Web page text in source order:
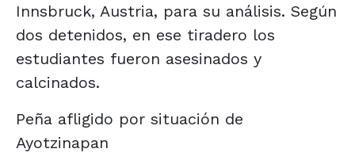
Innsbruck, Austria, para su análisis. Según
dos detenidos, en ese tiradero los
estudiantes fueron asesinados y
calcinados.
Peña afligido por situación de
Ayotzinapan